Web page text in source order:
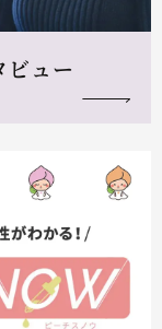
ビュー